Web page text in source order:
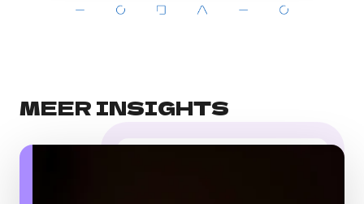
MEER INSIGHTS